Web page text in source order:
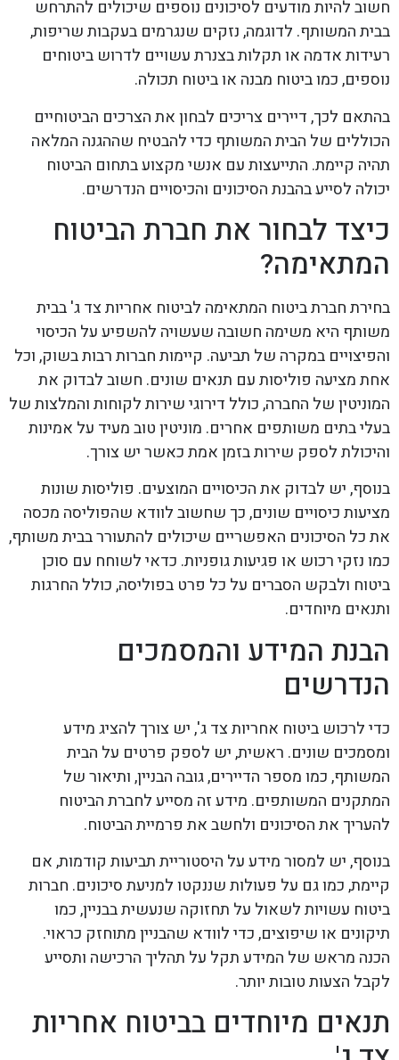
חשוב להיות מודעים לסיכונים נוספים שיכולים להתרחש
בבית המשותף. לדוגמה, נזקים שנגרמים בעקבות שריפות,
רעידות אדמה או תקלות בצנרת עשויים לדרוש ביטוחים
נוספים, כמו ביטוח מבנה או ביטוח תכולה.
בהתאם לכך, דיירים צריכים לבחון את הצרכים הביטוחיים
הכוללים של הבית המשותף כדי להבטיח שההגנה המלאה
תהיה קיימת. התייעצות עם אנשי מקצוע בתחום הביטוח
יכולה לסייע בהבנת הסיכונים והכיסויים הנדרשים.
כיצד לבחור את חברת הביטוח
המתאימה?
בחירת חברת ביטוח המתאימה לביטוח אחריות צד ג' בבית
משותף היא משימה חשובה שעשויה להשפיע על הכיסוי
והפיצויים במקרה של תביעה. קיימות חברות רבות בשוק, וכל
אחת מציעה פוליסות עם תנאים שונים. חשוב לבדוק את
המוניטין של החברה, כולל דירוגי שירות לקוחות והמלצות של
בעלי בתים משותפים אחרים. מוניטין טוב מעיד על אמינות
והיכולת לספק שירות בזמן אמת כאשר יש צורך.
בנוסף, יש לבדוק את הכיסויים המוצעים. פוליסות שונות
מציעות כיסויים שונים, כך שחשוב לוודא שהפוליסה מכסה
את כל הסיכונים האפשריים שיכולים להתעורר בבית משותף,
כמו נזקי רכוש או פגיעות גופניות. כדאי לשוחח עם סוכן
ביטוח ולבקש הסברים על כל פרט בפוליסה, כולל החרגות
ותנאים מיוחדים.
הבנת המידע והמסמכים
הנדרשים
כדי לרכוש ביטוח אחריות צד ג', יש צורך להציג מידע
ומסמכים שונים. ראשית, יש לספק פרטים על הבית
המשותף, כמו מספר הדיירים, גובה הבניין, ותיאור של
המתקנים המשותפים. מידע זה מסייע לחברת הביטוח
להעריך את הסיכונים ולחשב את פרמיית הביטוח.
בנוסף, יש למסור מידע על היסטוריית תביעות קודמות, אם
קיימת, כמו גם על פעולות שננקטו למניעת סיכונים. חברות
ביטוח עשויות לשאול על תחזוקה שנעשית בבניין, כמו
תיקונים או שיפוצים, כדי לוודא שהבניין מתוחזק כראוי.
הכנה מראש של המידע תקל על תהליך הרכישה ותסייע
לקבל הצעות טובות יותר.
תנאים מיוחדים בביטוח אחריות